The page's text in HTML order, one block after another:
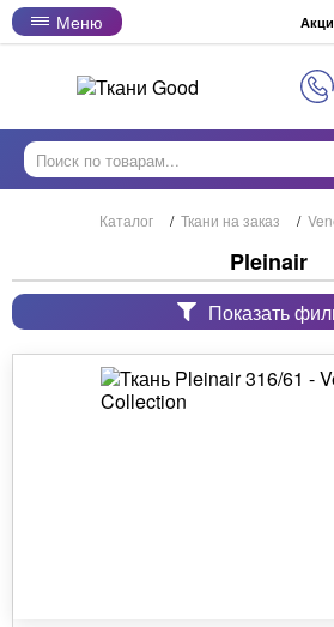
Меню
Каталог / Ткани на заказ /
Pleinair
Показать